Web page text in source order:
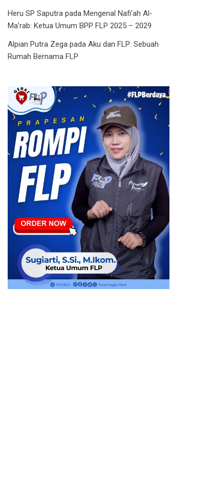
Heru SP Saputra padaMengenal Nafi’ah Al-
Ma’rab: Ketua Umum BPP FLP 2025 – 2029
Alpian Putra Zega padaAku dan FLP: Sebuah
Rumah Bernama FLP